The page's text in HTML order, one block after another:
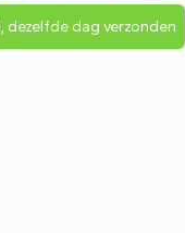
dezelfde dag verzonden